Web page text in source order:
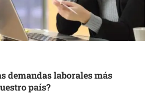
demandas laborales más
país?